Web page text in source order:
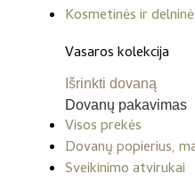
Kosmetinės ir
Vasaros kolekcija
Išrinkti dovaną
Dovanų pakavimas
Visos prekės
Dovanų popierius,
Sveikinimo atvirukai